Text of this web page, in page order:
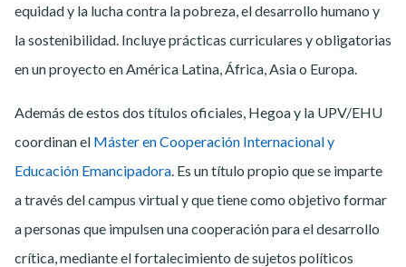
equidad y la lucha contra la pobreza, el desarrollo humano y
la sostenibilidad. Incluye prácticas curriculares y obligatorias
en un proyecto en América Latina, África, Asia o Europa.
Además de estos dos títulos oficiales, Hegoa y la UPV/EHU
coordinan el Máster en Cooperación Internacional y
Educación Emancipadora. Es un título propio que se imparte
a través del campus virtual y que tiene como objetivo formar
a personas que impulsen una cooperación para el desarrollo
crítica, mediante el fortalecimiento de sujetos políticos